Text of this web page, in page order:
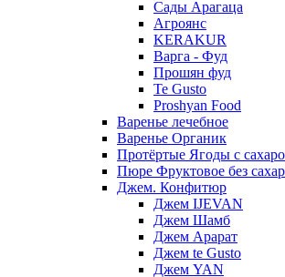
Сады Арагаца
Агроянс
KERAKUR
Варга - Фуд
Прошян фуд
Te Gusto
Proshyan Food
Варенье лечебное
Варенье Органик
Протёртые Ягоды с
Пюре Фруктовое без
Джем. Конфитюр
Джем IJEVAN
Джем Шамб
Джем Арарат
Джем te Gusto
Джем YAN